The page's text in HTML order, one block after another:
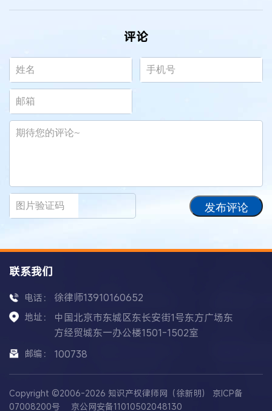
评论
发布评论
联系我们
电话： 徐律师13910160652
地址：
中国北京市东城区东长安街1号东方广场东
方经贸城东一办公楼1501-1502室
邮编： 100738
Copyright ©2006-2026 知识产权律师网（徐新明） 京ICP备
07008200号
京公网安备11010502048130